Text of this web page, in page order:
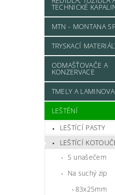
TECHNICKÉ
MTN - MONTANA
TRYSKACÍ
ODMAŠŤOVAČE A
KONZERVACE
TMELY A
LEŠTĚNÍ
LEŠTÍCÍ PASTY
LEŠTÍCÍ
S unašečem
Na suchý zip
83x25mm